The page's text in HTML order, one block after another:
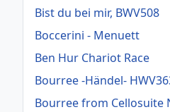
Bist du bei mir, BWV508
Boccerini - Menuett
Ben Hur Chariot Race
Bourree -Händel-
Bourree from Cellosuite